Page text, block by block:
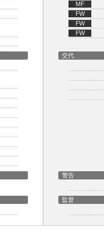
MF
FW
FW
FW
交代
警告
監督